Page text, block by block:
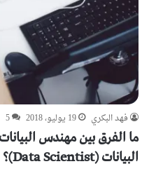
فهد البكري 19 يوليو، 2018 5
البيانات (Data Scientist)؟